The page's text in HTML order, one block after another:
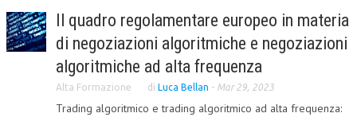
COLLABORA CON NOI
ECONOMIA
CORPORATE SOCIAL RESPONSIBILITY
ECONOMIA DELL’ARTE
Il quadro regolamentare europeo in materia
di negoziazioni algoritmiche e negoziazioni
algoritmiche ad alta frequenza
Alta Formazione di Luca Bellan - Mar 29, 2023
Trading algoritmico e trading algoritmico ad alta frequenza: